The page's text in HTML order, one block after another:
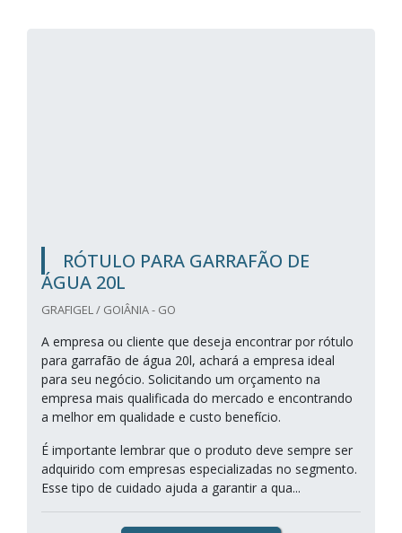
RÓTULO PARA GARRAFÃO DE
ÁGUA 20L
GRAFIGEL / GOIÂNIA - GO
A empresa ou cliente que deseja encontrar por rótulo
para garrafão de água 20l, achará a empresa ideal
para seu negócio. Solicitando um orçamento na
empresa mais qualificada do mercado e encontrando
a melhor em qualidade e custo benefício.
É importante lembrar que o produto deve sempre ser
adquirido com empresas especializadas no segmento.
Esse tipo de cuidado ajuda a garantir a qua...